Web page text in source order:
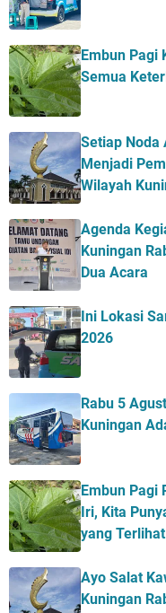
Embun Pagi
Semua
Setiap Noda
Menjadi
Wilayah
Agenda
Kuningan
Dua Acara
Ini Lokasi
2026
Rabu 5
Kuningan
Embun Pagi
Iri, Kita
yang
Ayo Salat
Kuningan